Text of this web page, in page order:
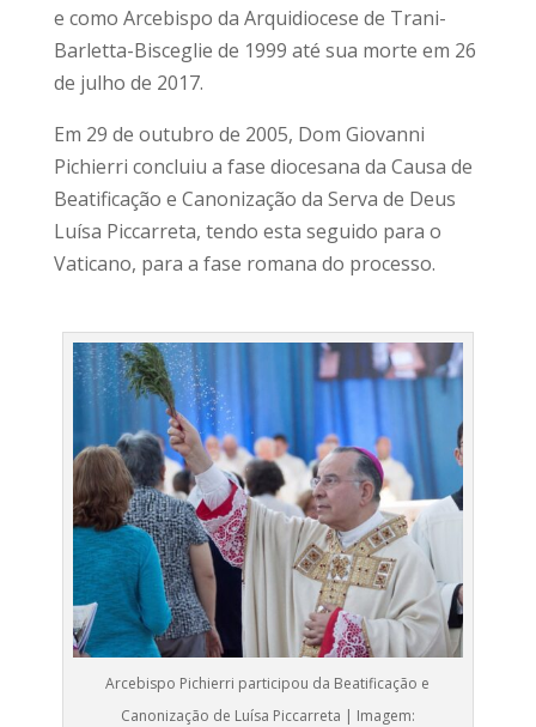
e como Arcebispo da Arquidiocese de Trani-
Barletta-Bisceglie de 1999 até sua morte em 26
de julho de 2017.
Em 29 de outubro de 2005, Dom Giovanni
Pichierri concluiu a fase diocesana da Causa de
Beatificação e Canonização da Serva de Deus
Luísa Piccarreta, tendo esta seguido para o
Vaticano, para a fase romana do processo.
Arcebispo Pichierri participou da Beatificação e
Canonização de Luísa Piccarreta | Imagem: